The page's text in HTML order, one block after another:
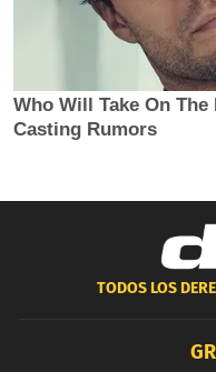
TODOS LOS